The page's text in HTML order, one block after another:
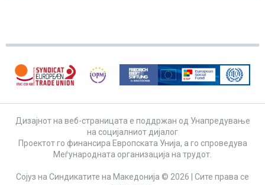
Дизајнот на веб-страницата е поддржан од Унапредување
на социјалниот дијалог
Проектот го финансира Европската Унија, а го спроведува
Меѓународната организација на трудот.
Сојуз на Синдикатите на Македонија © 2026 | Сите права се